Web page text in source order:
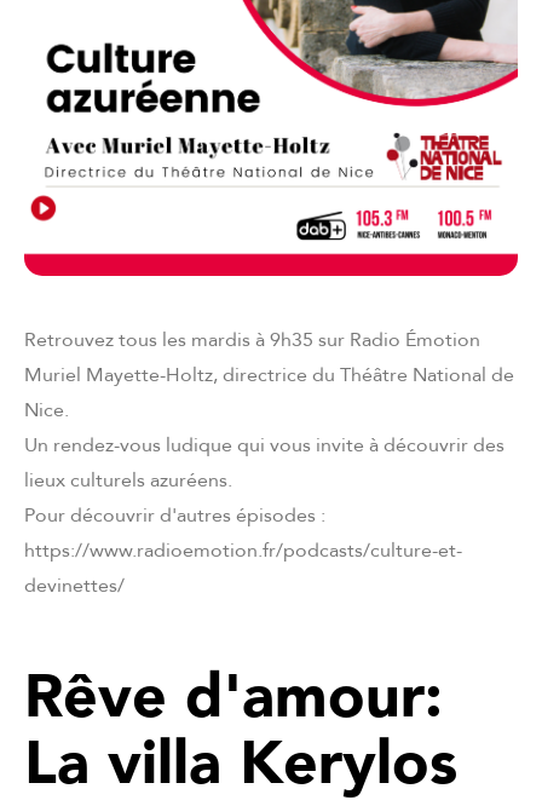
Retrouvez tous les mardis à 9h35 sur Radio Émotion
Muriel Mayette-Holtz, directrice du Théâtre National de
Nice.
Un rendez-vous ludique qui vous invite à découvrir des
lieux culturels azuréens.
Pour découvrir d'autres épisodes :
https://www.radioemotion.fr/podcasts/culture-et-
devinettes/
Rêve d'amour:
La villa Kerylos